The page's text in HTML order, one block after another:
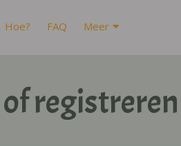
Hoe? FAQ Meer
registreren